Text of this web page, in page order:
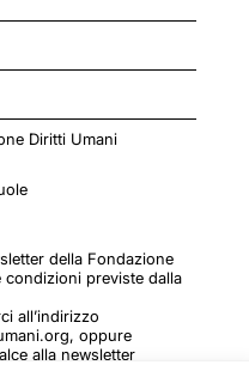
Diritti Umani
della Fondazione
condizioni previste dalla
all’indirizzo
oppure
alla newsletter